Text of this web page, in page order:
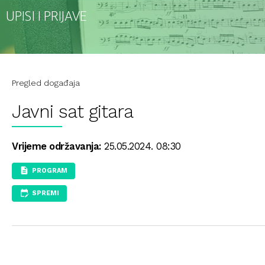
UPISI I PRIJAVE
Pregled događaja
Javni sat gitara
Vrijeme održavanja:25.05.2024. 08:30
PROGRAM
SPREMI